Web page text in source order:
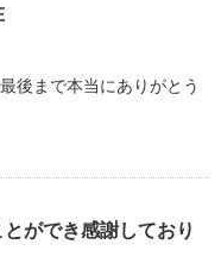
後まで本当にありがとう
ができ感謝しており